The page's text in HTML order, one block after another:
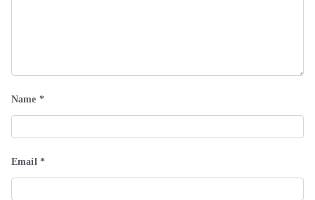
Name *
Email *